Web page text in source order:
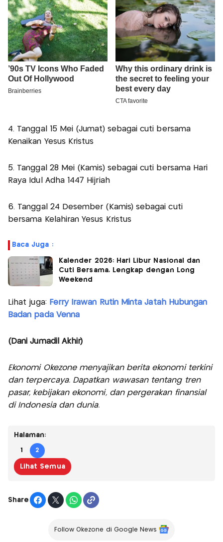
4. Tanggal 15 Mei (Jumat) sebagai cuti bersama
Kenaikan Yesus Kristus
5. Tanggal 28 Mei (Kamis) sebagai cuti bersama Hari
Raya Idul Adha 1447 Hijriah
6. Tanggal 24 Desember (Kamis) sebagai cuti
bersama Kelahiran Yesus Kristus
Baca Juga :
Kalender 2026: Hari Libur Nasional dan
Cuti Bersama, Lengkap dengan Long
Weekend
Lihat juga: Ferry Irawan Rutin Minta Jatah Hubungan
Badan pada Venna
(Dani Jumadil Akhir)
Ekonomi Okezone menyajikan berita ekonomi terkini
dan terpercaya. Dapatkan wawasan tentang tren
pasar, kebijakan ekonomi, dan pergerakan finansial
di Indonesia dan dunia.
Halaman:
1 2
Lihat Semua
Share
Follow Okezone di Google News